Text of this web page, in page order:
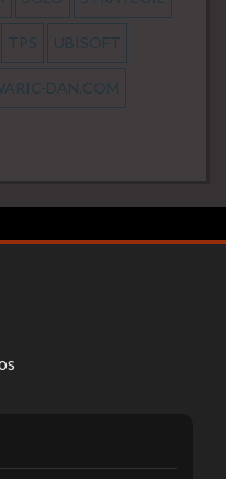
TPS UBISOFT
DAN.COM